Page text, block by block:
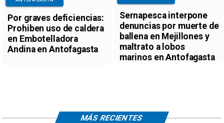
Por graves deficiencias:
Prohiben uso de caldera
en Embotelladora
Andina en Antofagasta
Sernapesca interpone
denuncias por muerte de
ballena en Mejillones y
maltrato a lobos
marinos en Antofagasta
MÁS RECIENTES